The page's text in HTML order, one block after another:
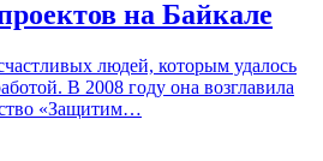
на Байкале
людей, которым удалось
В 2008 году она возглавила
«Защитим…